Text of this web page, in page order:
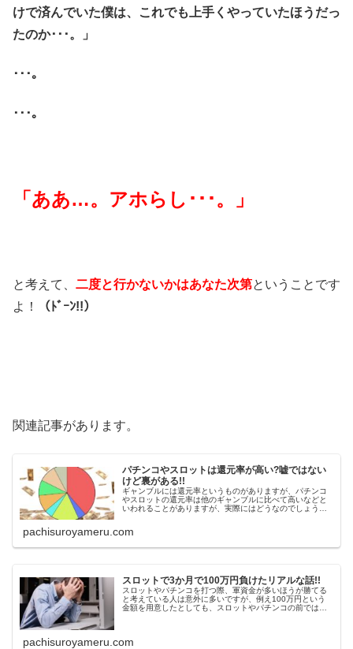
けで済んでいた僕は、これでも上手くやっていたほうだっ
たのか･･･。」
･･･。
･･･。
「ああ…。アホらし･･･。」
と考えて、 二度と行かないかはあなた次第ということです
よ！
（ﾄﾞｰﾝ!!）
関連記事があります。
パチンコやスロットは還元率が高い?嘘ではない
けど裏がある!!
ギャンブルには還元率というものがありますが、パチンコ
やスロットの還元率は他のギャンブルに比べて高いなどと
いわれることがありますが、実際にはどうなのでしょう
pachisuroyameru.com
スロットで3か月で100万円負けたリアルな話!!
スロットやパチンコを打つ際、軍資金が多いほうが勝てる
と考えている人は意外に多いですが、例え100万円という
金額を用意したとしても、スロットやパチンコの前では湯
pachisuroyameru.com